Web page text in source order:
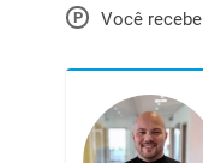
P Você recebe